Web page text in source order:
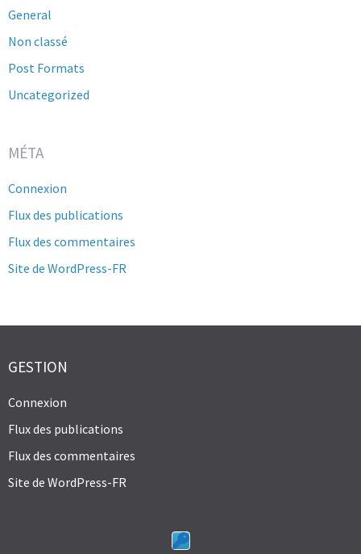
General
Non classé
Post Formats
Uncategorized
MÉTA
Connexion
Flux des publications
Flux des commentaires
Site de WordPress-FR
GESTION
Connexion
Flux des publications
Flux des commentaires
Site de WordPress-FR